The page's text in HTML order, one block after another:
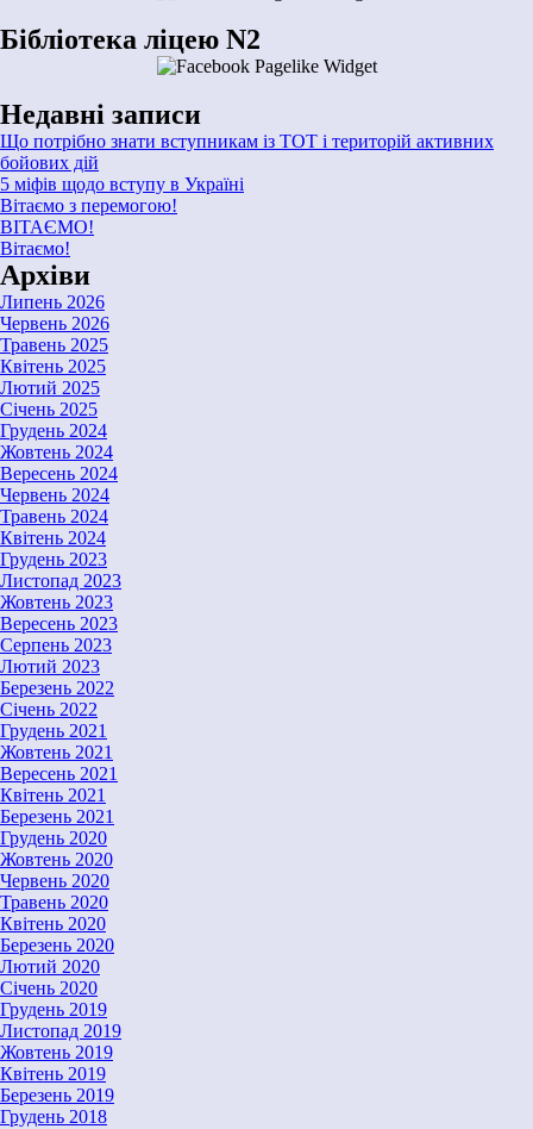
Бібліотека ліцею N2
Недавні записи
Що потрібно знати вступникам із ТОТ і територій активних
бойових дій
5 міфів щодо вступу в Україні
Вітаємо з перемогою!
ВІТАЄМО!
Вітаємо!
Архіви
Липень 2026
Червень 2026
Травень 2025
Квітень 2025
Лютий 2025
Січень 2025
Грудень 2024
Жовтень 2024
Вересень 2024
Червень 2024
Травень 2024
Квітень 2024
Грудень 2023
Листопад 2023
Жовтень 2023
Вересень 2023
Серпень 2023
Лютий 2023
Березень 2022
Січень 2022
Грудень 2021
Жовтень 2021
Вересень 2021
Квітень 2021
Березень 2021
Грудень 2020
Жовтень 2020
Червень 2020
Травень 2020
Квітень 2020
Березень 2020
Лютий 2020
Січень 2020
Грудень 2019
Листопад 2019
Жовтень 2019
Квітень 2019
Березень 2019
Грудень 2018